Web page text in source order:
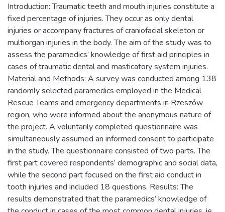
Introduction: Traumatic teeth and mouth injuries constitute a
fixed percentage of injuries. They occur as only dental
injuries or accompany fractures of craniofacial skeleton or
multiorgan injuries in the body. The aim of the study was to
assess the paramedics’ knowledge of first aid principles in
cases of traumatic dental and masticatory system injuries.
Material and Methods: A survey was conducted among 138
randomly selected paramedics employed in the Medical
Rescue Teams and emergency departments in Rzeszów
region, who were informed about the anonymous nature of
the project. A voluntarily completed questionnaire was
simultaneously assumed an informed consent to participate
in the study. The questionnaire consisted of two parts. The
first part covered respondents’ demographic and social data,
while the second part focused on the first aid conduct in
tooth injuries and included 18 questions. Results: The
results demonstrated that the paramedics’ knowledge of